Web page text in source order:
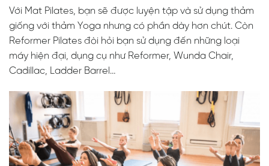
Với Mat Pilates, bạn sẽ được luyện tập và sử dụng thảm
giống với thảm Yoga nhưng có phần dày hơn chút. Còn
Reformer Pilates đòi hỏi bạn sử dụng đến những loại
máy hiện đại, dụng cụ như Reformer, Wunda Chair,
Cadillac, Ladder Barrel…